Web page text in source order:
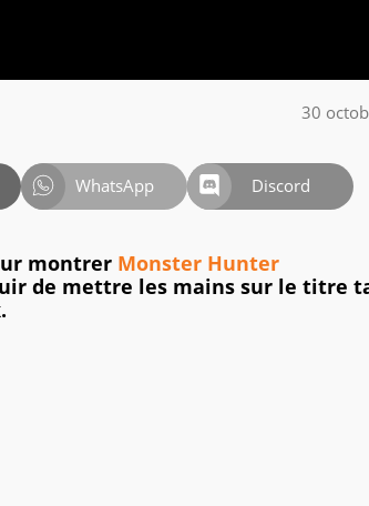
30
WhatsApp Discord
montrer Monster Hunter
de mettre les mains sur le titre